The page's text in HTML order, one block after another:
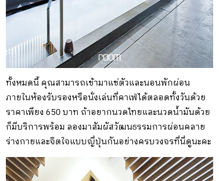
ทั้งหมดนี้ คุณสามารถเข้ามาแช่ตัวและนอนพักผ่อน
ภายในห้องรับรองหรือนั่งเล่นที่คาเฟ่ได้ตลอดทั้งวันด้วย
ราคาเพียง 650 บาท ถ้าอยากนวดไทยและนวดน้ำมันด้วย
ก็มีบริการพร้อม ลองมาสัมผัสวัฒนธรรมการผ่อนคลาย
ร่างกายและจิตใจแบบญี่ปุ่นกันอย่างครบวงจรที่นี่ดูนะคะ